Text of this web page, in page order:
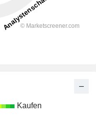
Kaufen